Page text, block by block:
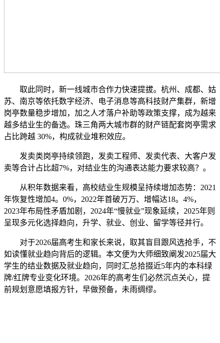
取此同时，新一线城市合作力快速提拔。杭州、成都、姑
苏、南京等依托数字经济、电子消息等高科技财产集群，新增
岗亭数量稳步增加，加之人才落户补助等政策支撑，成为越来
越多结业生的备选。珠三角两大城市群的财产链配套岗亭需求
占比跨越 30%，构成就业堆积效应。
发卖类岗亭持续领跑，发卖工程师、发卖代表、大客户发
卖等合计占比超7%，对结业生的沟通表达能力要求较高？。
从积年数据来看，高校结业生规模呈持续增加态势：2021
年恢复性增加4。0%，2022年首破万万、增幅达18。4%，
2023年布局性矛盾加剧，2024年“慢就业”现象延续，2025年则
呈现多元化选择趋向，升学、就业、创业、留学等径并行。
对于2026届高考生和家长来说，取其盲目跟风选抢手，不
如读懂就业趋向背后的逻辑。本文便为大师细致阐发2025届大
学生的结业数据及就业趋向，同时汇总拾掇近5年内的本科绿
牌/红牌专业变化环境。2026年的高考生们必然沉点关心，提
前规划意愿填报方针，早做预备，未雨绸缪。